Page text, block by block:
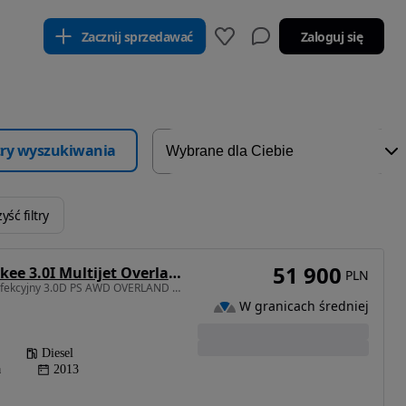
Zacznij sprzedawać Zaloguj się
wyszukiwania
filtry
Jeep Grand Cherokee 3.0I Multijet Overland
2987 cm3 • 241 KM • Perfekcyjny 3.0D PS AWD OVERLAND Skóra Kamera Progi MAX
Diesel
2013
51 900 PLN
W granicach średniej